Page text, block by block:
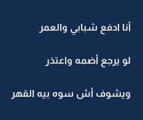
أنا ادفع شبابي والعمر
لو يرجع أضمه واعتذر
ويشوف أش سوه بيه القهر